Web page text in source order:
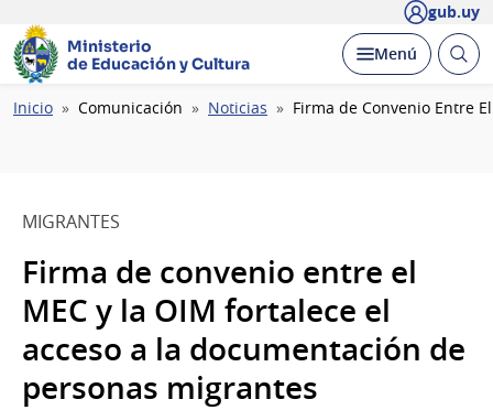
gub.uy
Ministerio
de Educación y Cultura
Desplegar
Menú Abrir
Ruta
Inicio Comunicación Noticias Firma de Convenio Entre
MIGRANTES
Firma de convenio entre el
MEC y la OIM fortalece el
acceso a la documentación de
personas migrantes